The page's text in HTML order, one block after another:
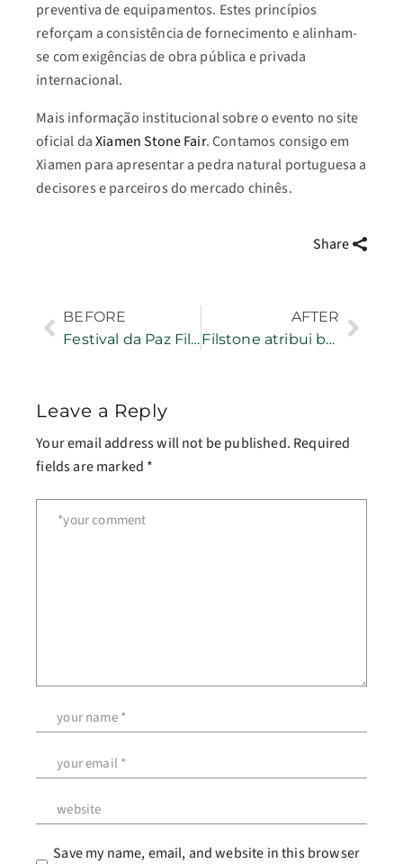
preventiva de equipamentos. Estes princípios
reforçam a consistência de fornecimento e alinham-
se com exigências de obra pública e privada
internacional.
Mais informação institucional sobre o evento no site
oficial daXiamen Stone Fair. Contamos consigo em
Xiamen para apresentar a pedra natural portuguesa a
decisores e parceiros do mercado chinês.
Share
BEFORE
Festival da Paz Filstone junta milhares de pessoas em Fátima
AFTER
Filstone atribui bolsas de estudo aos melhores alunos a ingressarem em Engenharia de Minas e Recursos Energéticos
Leave a Reply
Your email address will not be published. Required
fields are marked *
Save my name, email, and website in this browser